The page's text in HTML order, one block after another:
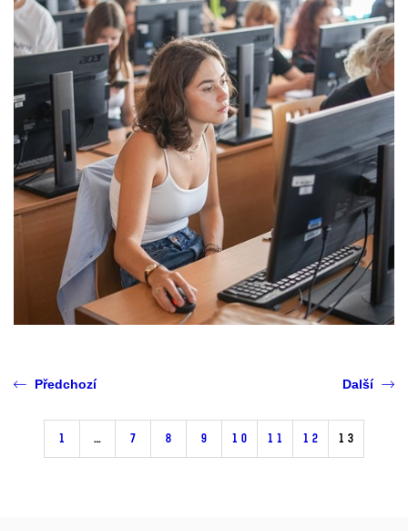
Předchozí
1 … 7 8 9 10 11 12 13
Další